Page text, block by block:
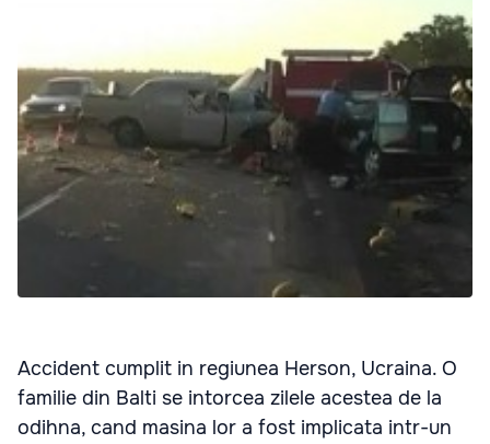
Accident cumplit in regiunea Herson, Ucraina. O
familie din Balti se intorcea zilele acestea de la
odihna, cand masina lor a fost implicata intr-un